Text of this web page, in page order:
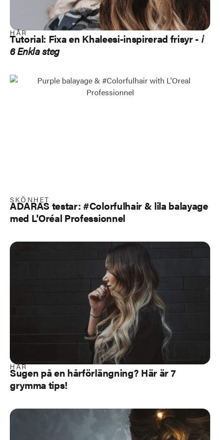
HÅR
Tutorial: Fixa en Khaleesi-inspirerad frisyr - i
6 Enkla steg
SKÖNHET
ADARAS testar: #Colorfulhair & lila balayage
med L'Oréal Professionnel
HÅR
Sugen på en hårförlängning? Här är 7
grymma tips!